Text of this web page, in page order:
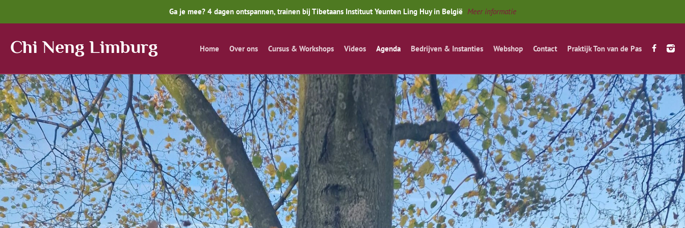
Ga je mee? 4 dagen ontspannen, trainen bij Tibetaans Instituut Yeunten Ling Huy in België Meer informatie
Chi Neng Limburg Home Over ons Cursus & Workshops Videos Agenda Bedrijven & Instanties Webshop Contact Praktijk Ton van de Pas